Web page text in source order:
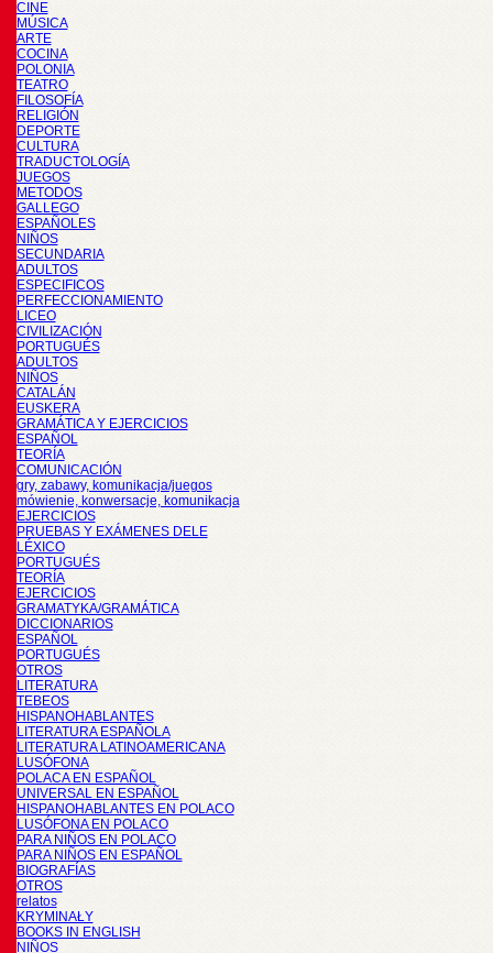
CINE
MÚSICA
ARTE
COCINA
POLONIA
TEATRO
FILOSOFÍA
RELIGIÓN
DEPORTE
CULTURA
TRADUCTOLOGÍA
JUEGOS
METODOS
GALLEGO
ESPAÑOLES
NIÑOS
SECUNDARIA
ADULTOS
ESPECIFICOS
PERFECCIONAMIENTO
LICEO
CIVILIZACIÓN
PORTUGUÉS
ADULTOS
NIÑOS
CATALÁN
EUSKERA
GRAMÁTICA Y EJERCICIOS
ESPAÑOL
TEORÍA
COMUNICACIÓN
gry, zabawy, komunikacja/juegos
mówienie, konwersacje, komunikacja
EJERCICIOS
PRUEBAS Y EXÁMENES DELE
LÉXICO
PORTUGUÉS
TEORÍA
EJERCICIOS
GRAMATYKA/GRAMÁTICA
DICCIONARIOS
ESPAÑOL
PORTUGUÉS
OTROS
LITERATURA
TEBEOS
HISPANOHABLANTES
LITERATURA ESPAÑOLA
LITERATURA LATINOAMERICANA
LUSÓFONA
POLACA EN ESPAÑOL
UNIVERSAL EN ESPAÑOL
HISPANOHABLANTES EN POLACO
LUSÓFONA EN POLACO
PARA NIÑOS EN POLACO
PARA NIÑOS EN ESPAÑOL
BIOGRAFÍAS
OTROS
relatos
KRYMINAŁY
BOOKS IN ENGLISH
NIÑOS